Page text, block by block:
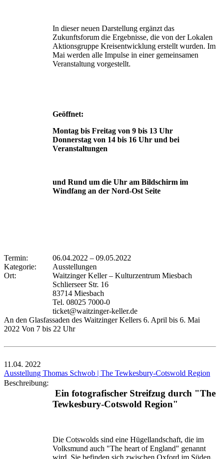
In dieser neuen Darstellung ergänzt das
Zukunftsforum die Ergebnisse, die von der Lokalen
Aktionsgruppe Kreisentwicklung erstellt wurden. Im
Mai werden alle Impulse in einer gemeinsamen
Veranstaltung vorgestellt.
Geöffnet:
Montag bis Freitag von 9 bis 13 Uhr
Donnerstag von 14 bis 16 Uhr und bei
Veranstaltungen
und Rund um die Uhr am Bildschirm im
Windfang an der Nord-Ost Seite
Termin: 06.04.2022 – 09.05.2022
Kategorie:
Ausstellungen
Ort:
Waitzinger Keller – Kulturzentrum Miesbach
Schlierseer Str. 16
83714 Miesbach
Tel. 08025 7000-0
ticket@waitzinger-keller.de
An den Glasfassaden des Waitzinger Kellers 6. April bis 6. Mai
2022 Von 7 bis 22 Uhr
11.04. 2022
Ausstellung Thomas Schwob | The Tewkesbury-Cotswold Region
Beschreibung:
Ein fotografischer Streifzug durch "The
Tewkesbury-Cotswold Region"
Die Cotswolds sind eine Hügellandschaft, die im
Volksmund auch "The heart of England" genannt